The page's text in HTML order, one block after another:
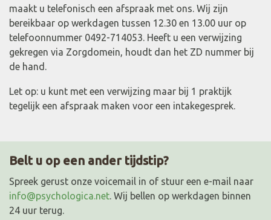
maakt u telefonisch een afspraak met ons. Wij zijn
bereikbaar op werkdagen tussen 12.30 en 13.00 uur op
telefoonnummer 0492-714053. Heeft u een verwijzing
gekregen via Zorgdomein, houdt dan het ZD nummer bij
de hand.
Let op: u kunt met een verwijzing maar bij 1 praktijk
tegelijk een afspraak maken voor een intakegesprek.
Belt u op een ander tijdstip?
Spreek gerust onze voicemail in of stuur een e-mail naar
info@psychologica.net. Wij bellen op werkdagen binnen
24 uur terug.